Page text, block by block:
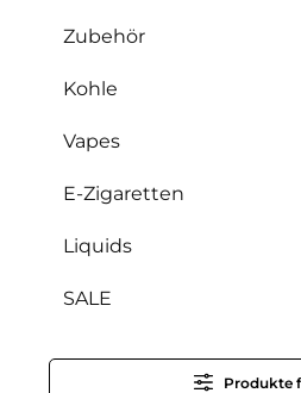
Zubehör
Kohle
Vapes
E-Zigaretten
Liquids
SALE
Produkte